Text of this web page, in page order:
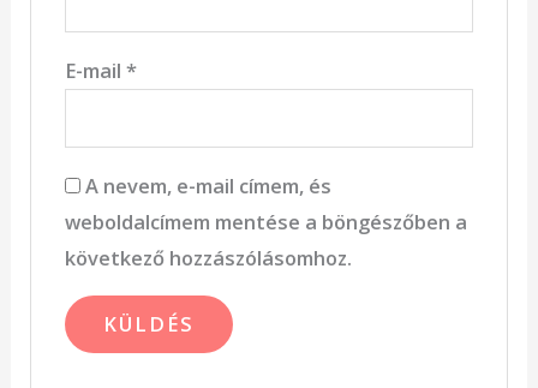
E-mail *
A nevem, e-mail címem, és
weboldalcímem mentése a böngészőben a
következő hozzászólásomhoz.